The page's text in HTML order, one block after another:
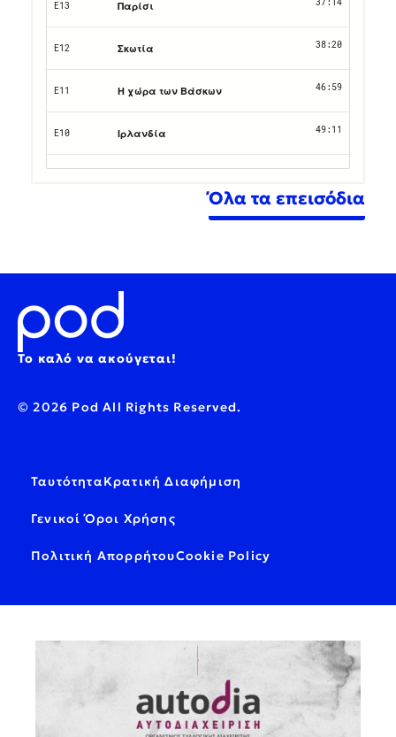
Όλα τα επεισόδια
Το καλό να ακούγεται!
© 2026 Pod All Rights Reserved.
ΤαυτότηταΚρατική Διαφήμιση
Γενικοί Όροι Χρήσης
Πολιτική ΑπορρήτουCookie Policy